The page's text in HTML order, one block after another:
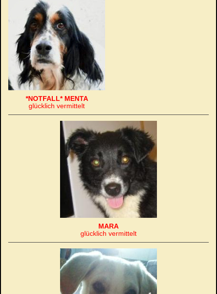
*NOTFALL* MENTA
glücklich vermittelt
MARA
glücklich vermittelt